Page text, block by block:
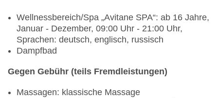
Wellnessbereich/Spa „Avitane SPA“: ab 16 Jahre,
Januar - Dezember, 09:00 Uhr - 21:00 Uhr,
Sprachen: deutsch, englisch, russisch
Dampfbad
Gegen Gebühr (teils Fremdleistungen)
Massagen: klassische Massage